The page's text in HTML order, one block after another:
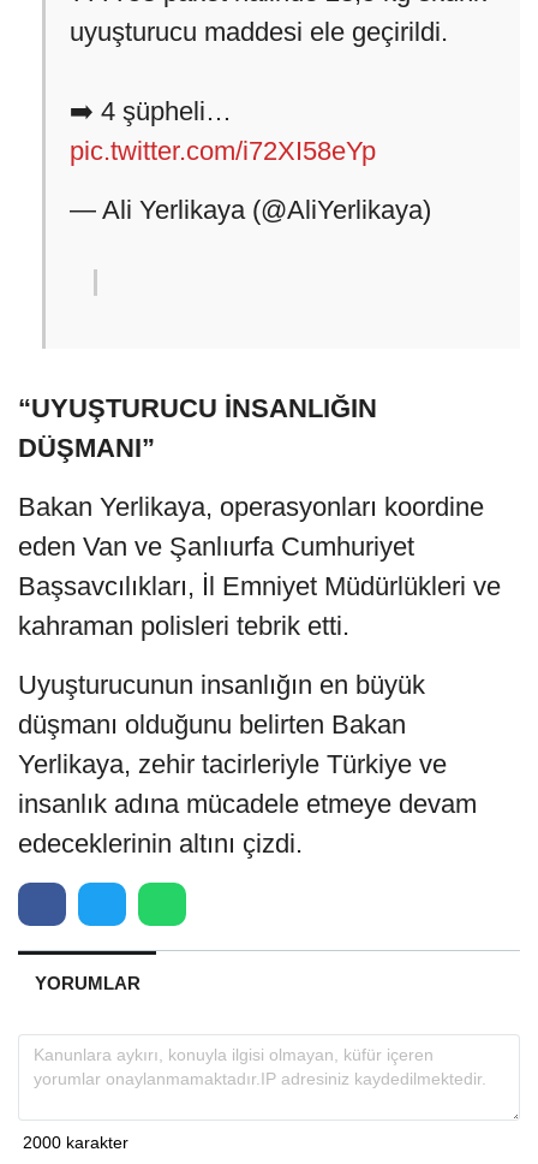
uyuşturucu maddesi ele geçirildi.
➡️ 4 şüpheli…
pic.twitter.com/i72XI58eYp
— Ali Yerlikaya (@AliYerlikaya)
“UYUŞTURUCU İNSANLIĞIN
DÜŞMANI”
Bakan Yerlikaya, operasyonları koordine
eden Van ve Şanlıurfa Cumhuriyet
Başsavcılıkları, İl Emniyet Müdürlükleri ve
kahraman polisleri tebrik etti.
Uyuşturucunun insanlığın en büyük
düşmanı olduğunu belirten Bakan
Yerlikaya, zehir tacirleriyle Türkiye ve
insanlık adına mücadele etmeye devam
edeceklerinin altını çizdi.
YORUMLAR